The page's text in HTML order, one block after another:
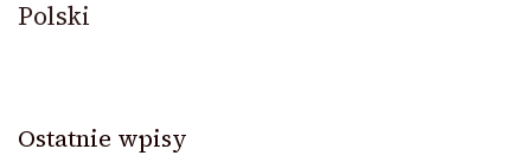
Polski
Ostatnie wpisy